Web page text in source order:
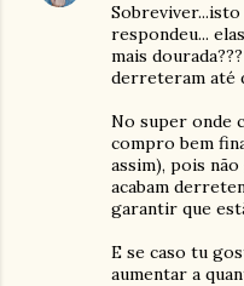
Sobreviver...isto
respondeu...
mais
derreteram até
No super onde
compro bem
assim), pois
acabam
garantir que
E se caso tu
aumentar a